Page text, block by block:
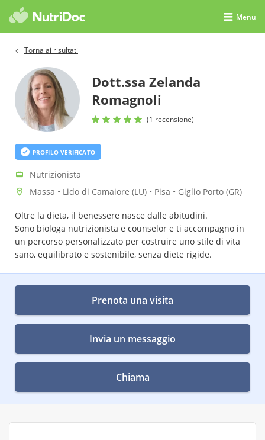
Menu
Torna ai risultati
Dott.ssa Zelanda
Romagnoli
(1 recensione)
PROFILO VERIFICATO
Nutrizionista
Massa • Lido di Camaiore (LU) • Pisa • Giglio Porto (GR)
Oltre la dieta, il benessere nasce dalle abitudini.
Sono biologa nutrizionista e counselor e ti accompagno in
un percorso personalizzato per costruire uno stile di vita
sano, equilibrato e sostenibile, senza diete rigide.
Prenota una visita
Invia un messaggio
Chiama